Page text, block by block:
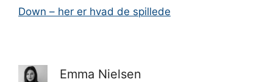
Down – her er hvad de spillede
Emma Nielsen